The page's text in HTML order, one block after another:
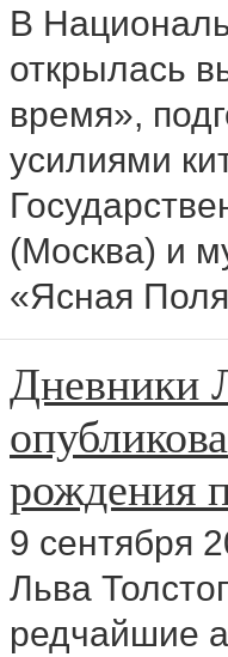
В
открылась
время»,
усилиями
(Москва) и
«Ясная
Дневники
рождения
9 сентября
Льва
редчайшие